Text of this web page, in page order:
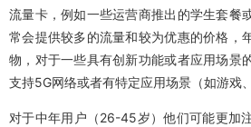
流量卡，例如一些运营商推出的学生套餐
常会提供较多的流量和较为优惠的价格，
物，对于一些具有创新功能或者应用场景
支持5G网络或者有特定应用场景（如游戏
对于中年用户（26-45岁）他们可能更加